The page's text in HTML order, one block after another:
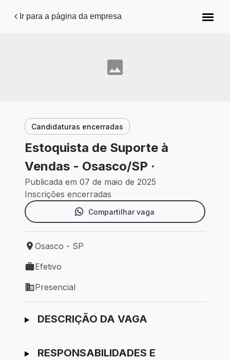
Pular para o conteúdo principal
Ir para a página da empresa
Candidaturas encerradas
Estoquista de Suporte à
Vendas - Osasco/SP ·
Publicada em 07 de maio de 2025
Inscrições encerradas
Compartilhar vaga
Local de trabalho: Osasco - SP
Osasco - SP
Tipo de vaga: Efetivo
Efetivo
Modelo de trabalho: Presencial
Presencial
Ir para candidatura
DESCRIÇÃO DA VAGA
RESPONSABILIDADES E